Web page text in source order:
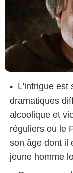
L'intrigue est
dramatiques
alcoolique et
réguliers ou le
son âge dont il
jeune homme